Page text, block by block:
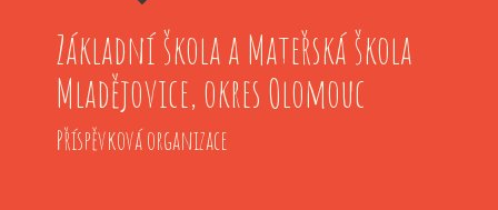
Základní škola a Mateřská škola
Mladějovice, okres Olomouc
Příspěvková organizace